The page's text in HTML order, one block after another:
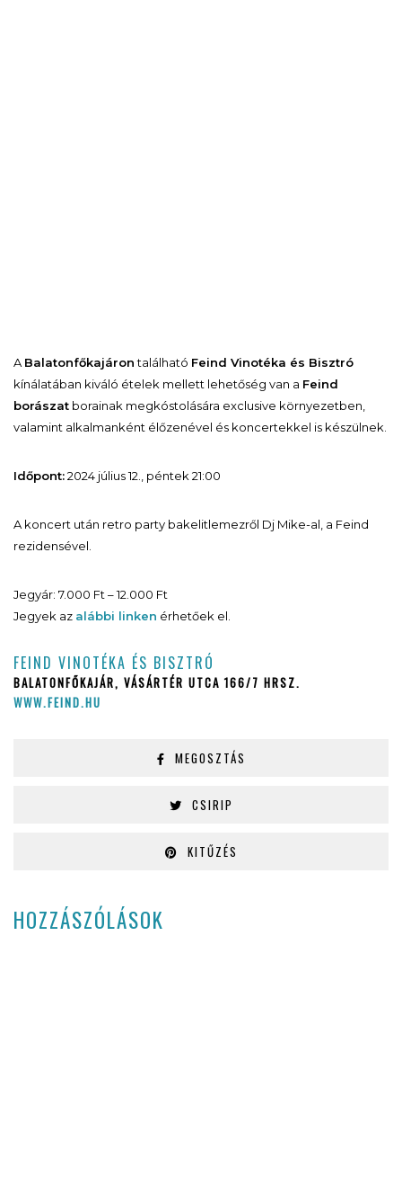
A Balatonfőkajárontalálható Feind Vinotéka és Bisztró
kínálatában kiváló ételek mellett lehetőség van a Feind
borászat borainak megkóstolására exclusive környezetben,
valamint alkalmanként élőzenével és koncertekkel is készülnek.
Időpont:2024 július 12., péntek 21:00
A koncert után retro party bakelitlemezről Dj Mike-al, a Feind
rezidensével.
Jegyár: 7.000 Ft – 12.000 Ft
Jegyek az alábbi linken érhetőek el.
FEIND VINOTÉKA ÉS BISZTRÓ
BALATONFŐKAJÁR, VÁSÁRTÉR UTCA 166/7 HRSZ.
WWW.FEIND.HU
MEGOSZTÁS
CSIRIP
KITŰZÉS
HOZZÁSZÓLÁSOK